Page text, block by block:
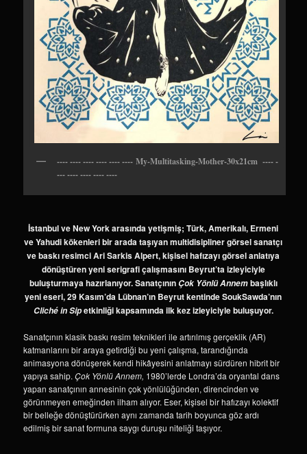
---- ---- ---- ---- ---- ---- My-Multitasking-Mother-30x21cm ---- -
--- ---- ---- ---- ----
İstanbul ve New York arasında yetişmiş; Türk, Amerikalı, Ermeni
ve Yahudi kökenleri bir arada taşıyan multidisipliner görsel sanatçı
ve baskı resimci Ari Sarkis Alpert, kişisel hafızayı görsel anlatıya
dönüştüren yeni serigrafi çalışmasını Beyrut’ta izleyiciyle
buluşturmaya hazırlanıyor. SanatçınınÇok Yönlü Annembaşlıklı
yeni eseri, 29 Kasım’da Lübnan’ın Beyrut kentinde SoukSawda’nın
Cliché in Sipetkinliği kapsamında ilk kez izleyiciyle buluşuyor.
Sanatçının klasik baskı resim teknikleri ile artırılmış gerçeklik (AR)
katmanlarını bir araya getirdiği bu yeni çalışma, tarandığında
animasyona dönüşerek kendi hikâyesini anlatmayı sürdüren hibrit bir
yapıya sahip.Çok Yönlü Annem, 1980’lerde Londra’da oryantal dans
yapan sanatçının annesinin çok yönlülüğünden, direncinden ve
görünmeyen emeğinden ilham alıyor. Eser, kişisel bir hafızayı kolektif
bir belleğe dönüştürürken aynı zamanda tarih boyunca göz ardı
edilmiş bir sanat formuna saygı duruşu niteliği taşıyor.